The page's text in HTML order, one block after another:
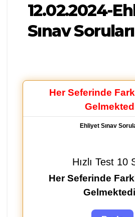
12.02.2024-
Sınav Soruları
Her Seferinde
Ehliyet Sınav
Hızlı Test 10
Her Seferinde